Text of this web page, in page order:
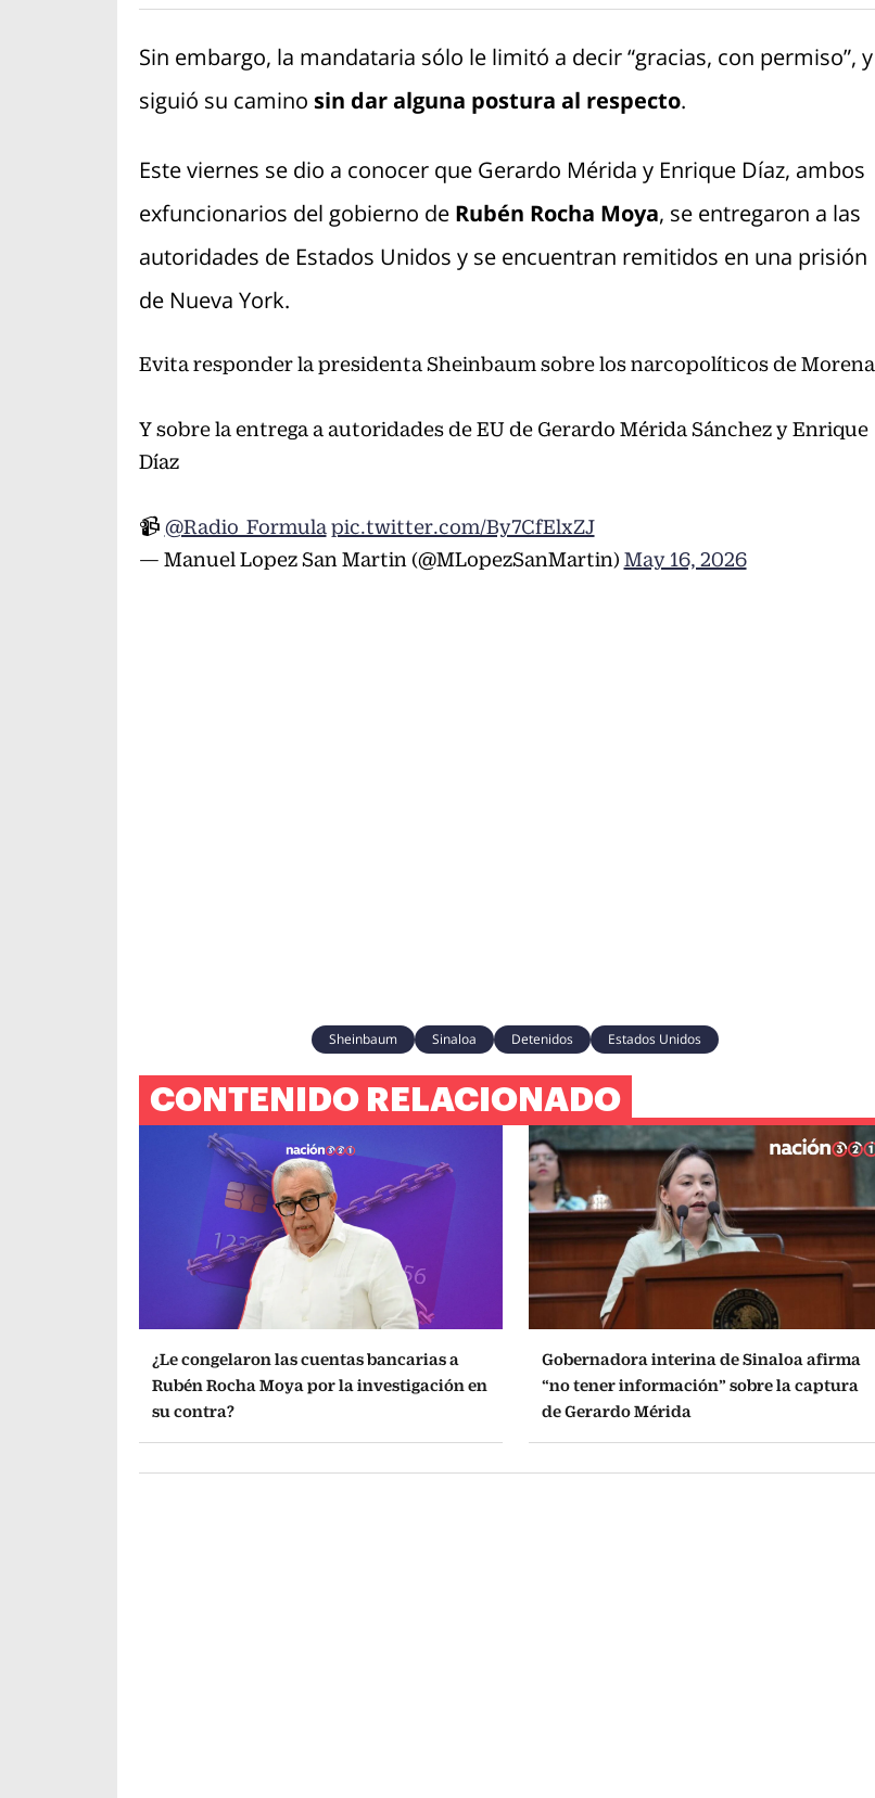
Sin embargo, la mandataria sólo le limitó a decir “gracias, con permiso”, y
siguió su camino sin dar alguna postura al respecto.
Este viernes se dio a conocer que Gerardo Mérida y Enrique Díaz, ambos
exfuncionarios del gobierno de Rubén Rocha Moya, se entregaron a las
autoridades de Estados Unidos y se encuentran remitidos en una prisión
de Nueva York.
Evita responder la presidenta Sheinbaum sobre los narcopolíticos de Morena
Y sobre la entrega a autoridades de EU de Gerardo Mérida Sánchez y Enrique
Díaz
📹 @Radio_Formula pic.twitter.com/By7CfElxZJ
— Manuel Lopez San Martin (@MLopezSanMartin) May 16, 2026
Sheinbaum Sinaloa Detenidos Estados Unidos
CONTENIDO RELACIONADO
¿Le congelaron las cuentas bancarias a
Rubén Rocha Moya por la investigación en
su contra?
Gobernadora interina de Sinaloa afirma
“no tener información” sobre la captura
de Gerardo Mérida